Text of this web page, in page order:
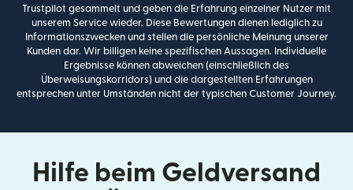
Trustpilot gesammelt und geben die Erfahrung einzelner Nutzer mit
unserem Service wieder. Diese Bewertungen dienen lediglich zu
Informationszwecken und stellen die persönliche Meinung unserer
Kunden dar. Wir billigen keine spezifischen Aussagen. Individuelle
Ergebnisse können abweichen (einschließlich des
Überweisungskorridors) und die dargestellten Erfahrungen
entsprechen unter Umständen nicht der typischen Customer Journey.
Hilfe beim Geldversand